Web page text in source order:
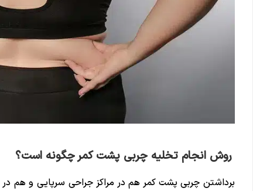
روش انجام تخلیه چربی پشت کمر چگونه است؟
برداشتن چربی پشت کمر هم در مراکز جراحی سرپایی و هم